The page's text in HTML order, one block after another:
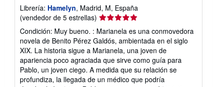
Librería: Hamelyn, Madrid, M, España
(vendedor de 5 estrellas) Calificación
del
vendedor:
5
de
5
estrellas
Condición: Muy bueno. : Marianela es una conmovedora
novela de Benito Pérez Galdós, ambientada en el siglo
XIX. La historia sigue a Marianela, una joven de
apariencia poco agraciada que sirve como guía para
Pablo, un joven ciego. A medida que su relación se
profundiza, la llegada de un médico que podría